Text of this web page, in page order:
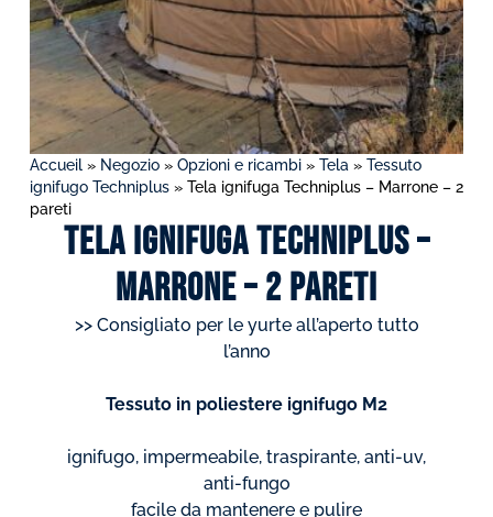
Accueil» Negozio» Opzioni e ricambi» Tela » Tessuto
ignifugo Techniplus» Tela ignifuga Techniplus – Marrone – 2
pareti
Tela ignifuga Techniplus –
Marrone – 2 pareti
>> Consigliato per le yurte all’aperto tutto
l’anno
Tessuto in poliestere ignifugo M2
ignifugo, impermeabile, traspirante, anti-uv,
anti-fungo
facile da mantenere e pulire